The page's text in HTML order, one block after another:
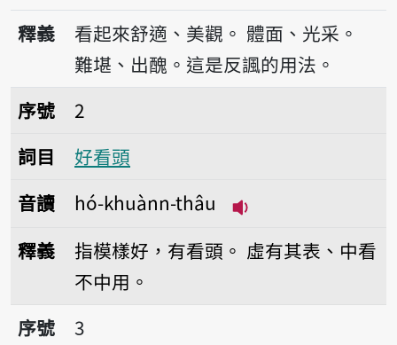
播放音讀hó-khuànn
釋義 看起來舒適、美觀。 體面、光采。
難堪、出醜。這是反諷的用法。
序號2好看頭
序號
2
詞目
好看頭
音讀
hó-khuànn-thâu
釋義 指模樣好，有看頭。 虛有其表、中看
不中用。
序號3看袂起
序號
3